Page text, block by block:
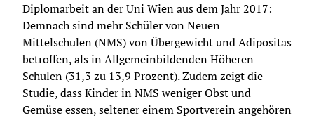
Diplomarbeit an der Uni Wien aus dem Jahr 2017:
Demnach sind mehr Schüler von Neuen
Mittelschulen (NMS) von Übergewicht und Adipositas
betroffen, als in Allgemeinbildenden Höheren
Schulen (31,3 zu 13,9 Prozent). Zudem zeigt die
Studie, dass Kinder in NMS weniger Obst und
Gemüse essen, seltener einem Sportverein angehören